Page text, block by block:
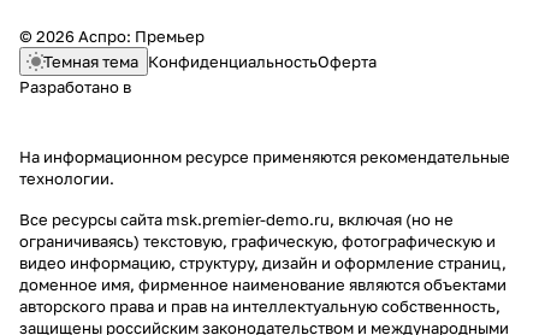
© 2026 Аспро: Премьер
Темная тема КонфиденциальностьОферта
Разработано в
На информационном ресурсе применяются рекомендательные
технологии.
Все ресурсы сайта msk.premier-demo.ru, включая (но не
ограничиваясь) текстовую, графическую, фотографическую и
видео информацию, структуру, дизайн и оформление страниц,
доменное имя, фирменное наименование являются объектами
авторского права и прав на интеллектуальную собственность,
защищены российским законодательством и международными